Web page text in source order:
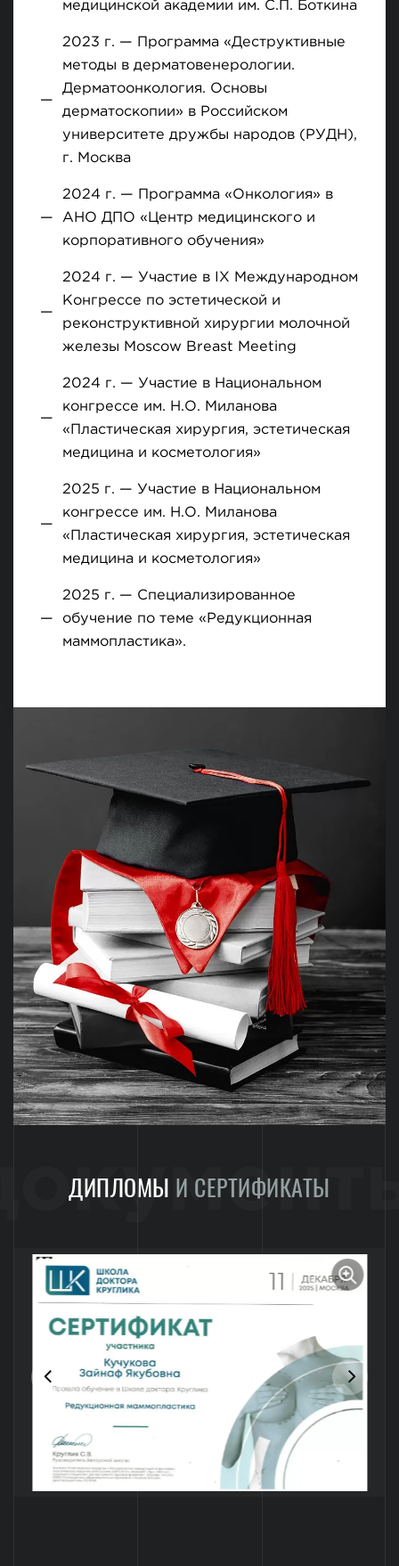
медицинской академии им. С.П. Боткина
2023 г. — Программа «Деструктивные
методы в дерматовенерологии.
Дерматоонкология. Основы
дерматоскопии» в Российском
университете дружбы народов (РУДН),
г. Москва
2024 г. — Программа «Онкология» в
АНО ДПО «Центр медицинского и
корпоративного обучения»
2024 г. — Участие в IX Международном
Конгрессе по эстетической и
реконструктивной хирургии молочной
железы Moscow Breast Meeting
2024 г. — Участие в Национальном
конгрессе им. Н.О. Миланова
«Пластическая хирургия, эстетическая
медицина и косметология»
2025 г. — Участие в Национальном
конгрессе им. Н.О. Миланова
«Пластическая хирургия, эстетическая
медицина и косметология»
2025 г. — Специализированное
обучение по теме «Редукционная
маммопластика».
ДИПЛОМЫ И СЕРТИФИКАТЫ